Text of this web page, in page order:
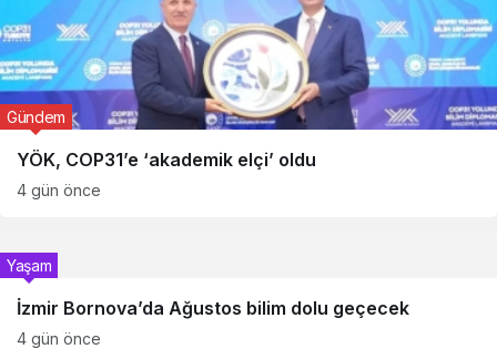
YÖK, COP31’e ‘akademik elçi’ oldu
Gündem
4 gün önce
İzmir Bornova’da Ağustos bilim dolu geçecek
Yaşam
4 gün önce